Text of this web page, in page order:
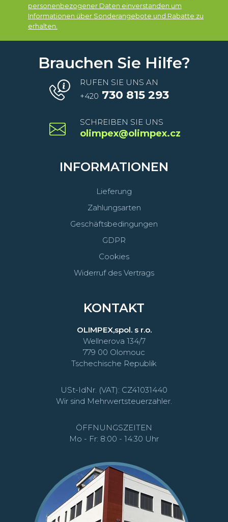
personenbezogener Daten einverstanden um
Informationen über Sonderangebote und Rabatte zu
erhalten.
Brauchen Sie Hilfe?
RUFEN SIE UNS AN
+420 730 815 293
SCHREIBEN SIE UNS
olimpex@olimpex.cz
INFORMATIONEN
Lieferung
Zahlungsarten
Geschäftsbedingungen
GDPR
Cookies
Widerruf des Vertrags
KONTAKT
OLIMPEX,spol. s r.o.
Wellnerova 134/7
779 00 Olomouc
Tschechische Republik
USt-IdNr. (VAT): CZ41031440
Wir sind Mehrwertsteuerzahler.
ÖFFNUNGSZEITEN
Mo - Fr: 8:00 - 14:30 Uhr